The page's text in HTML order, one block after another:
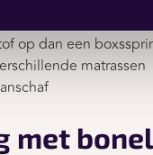
op dan een
matrassen
met